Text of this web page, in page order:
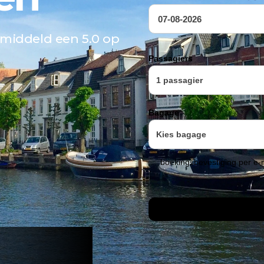
een 5.0 op
Vluchtnummer
Passagiers
Bagage
Opties
Rolstoel
Dierenvervoer
boekingsbevestiging per e-